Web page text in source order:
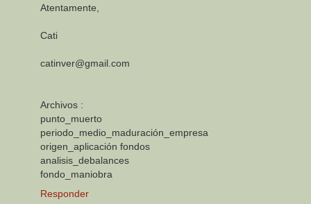
Atentamente,
Cati
catinver@gmail.com
Archivos :
punto_muerto
periodo_medio_maduración_empresa
origen_aplicación fondos
analisis_debalances
fondo_maniobra
Responder